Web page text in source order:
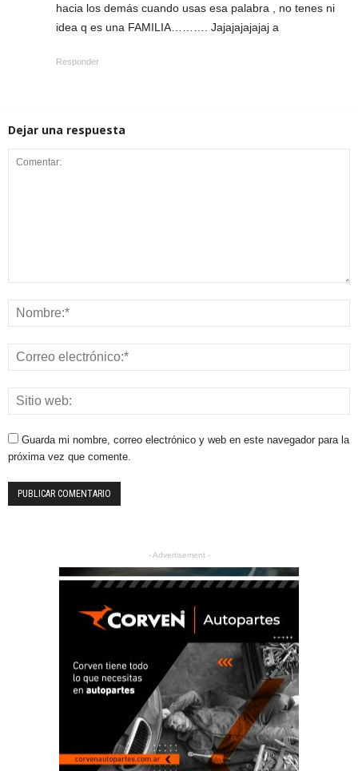
hacia los demás cuando usas esa palabra , no tenes ni
idea q es una FAMILIA………. Jajajajajajaj a
Responder
Dejar una respuesta
Guarda mi nombre, correo electrónico y web en este navegador para la
próxima vez que comente.
- Advertisement -